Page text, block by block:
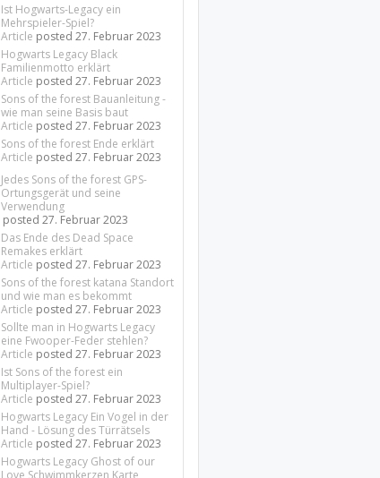
Ist Hogwarts-Legacy ein
Mehrspieler-Spiel?
Article posted27. Februar 2023
Hogwarts Legacy Black
Familienmotto erklärt
Article posted27. Februar 2023
Sons of the forest Bauanleitung -
wie man seine Basis baut
Article posted27. Februar 2023
Sons of the forest Ende erklärt
Article posted27. Februar 2023
Jedes Sons of the forest GPS-
Ortungsgerät und seine
Verwendung
posted27. Februar 2023
Das Ende des Dead Space
Remakes erklärt
Article posted27. Februar 2023
Sons of the forest katana Standort
und wie man es bekommt
Article posted27. Februar 2023
Sollte man in Hogwarts Legacy
eine Fwooper-Feder stehlen?
Article posted27. Februar 2023
Ist Sons of the forest ein
Multiplayer-Spiel?
Article posted27. Februar 2023
Hogwarts Legacy Ein Vogel in der
Hand - Lösung des Türrätsels
Article posted27. Februar 2023
Hogwarts Legacy Ghost of our
Love Schwimmkerzen Karte